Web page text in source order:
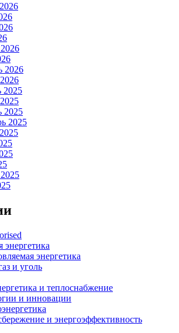
2026
2025
2025
2025
энергетика
энергетика
и уголь
и теплоснабжение
и инновации
и энергоэффективность